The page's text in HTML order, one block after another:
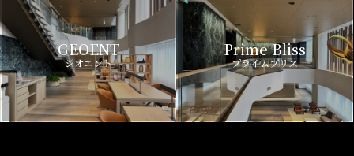
GEOENT
ジオエント
Prime Bliss
プライムブリス